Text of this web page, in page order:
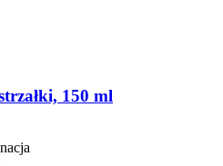
150 ml